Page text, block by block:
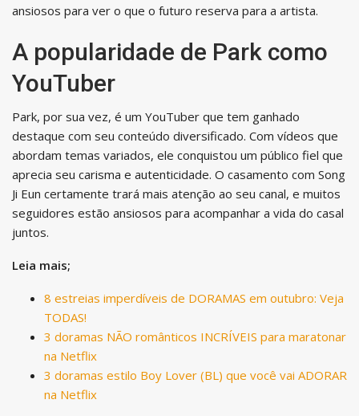
ansiosos para ver o que o futuro reserva para a artista.
A popularidade de Park como
YouTuber
Park, por sua vez, é um YouTuber que tem ganhado
destaque com seu conteúdo diversificado. Com vídeos que
abordam temas variados, ele conquistou um público fiel que
aprecia seu carisma e autenticidade. O casamento com Song
Ji Eun certamente trará mais atenção ao seu canal, e muitos
seguidores estão ansiosos para acompanhar a vida do casal
juntos.
Leia mais;
8 estreias imperdíveis de DORAMAS em outubro: Veja
TODAS!
3 doramas NÃO românticos INCRÍVEIS para maratonar
na Netflix
3 doramas estilo Boy Lover (BL) que você vai ADORAR
na Netflix